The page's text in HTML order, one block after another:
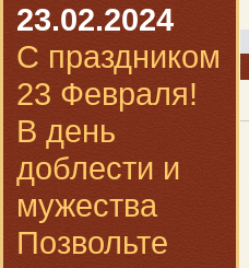
23.02.2024
С праздником
23 Февраля!
В день
доблести и
мужества
Позвольте